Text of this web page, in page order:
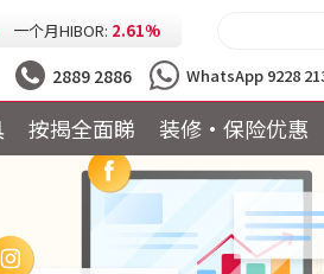
一个月HIBOR: 2.61%
今日最低H按: 3.25%
2889 2886 WhatsApp 9228
按揭全面睇 装修·保险优惠